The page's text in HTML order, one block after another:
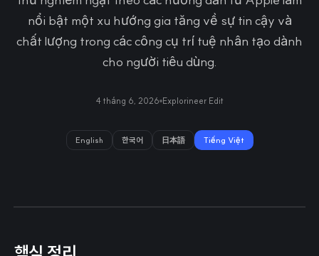
nổi bật một xu hướng gia tăng về sự tin cậy và
chất lượng trong các công cụ trí tuệ nhân tạo dành
cho người tiêu dùng.
4 tháng 6, 2026 Explorineer Edit
English 한국어 日本語 Tiếng Việt